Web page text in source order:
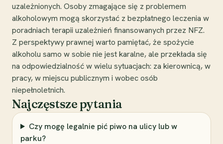
uzależnionych. Osoby zmagające się z problemem
alkoholowym mogą skorzystać z bezpłatnego leczenia w
poradniach terapii uzależnień finansowanych przez NFZ.
Z perspektywy prawnej warto pamiętać, że spożycie
alkoholu samo w sobie nie jest karalne, ale przekłada się
na odpowiedzialność w wielu sytuacjach: za kierownicą, w
pracy, w miejscu publicznym i wobec osób
niepełnoletnich.
Najczęstsze pytania
Czy mogę legalnie pić piwo na ulicy lub w
parku?